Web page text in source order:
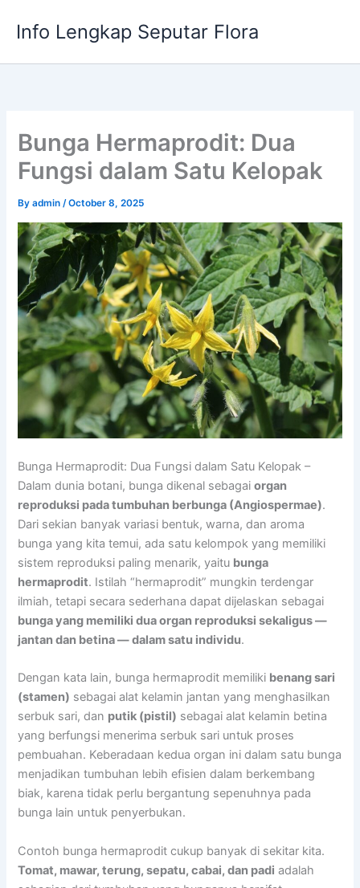
Info Lengkap Seputar Flora
Bunga Hermaprodit: Dua
Fungsi dalam Satu Kelopak
Byadmin/October 8, 2025
Bunga Hermaprodit: Dua Fungsi dalam Satu Kelopak –
Dalam dunia botani, bunga dikenal sebagaiorgan
reproduksi pada tumbuhan berbunga (Angiospermae).
Dari sekian banyak variasi bentuk, warna, dan aroma
bunga yang kita temui, ada satu kelompok yang memiliki
sistem reproduksi paling menarik, yaitu bunga
hermaprodit. Istilah “hermaprodit” mungkin terdengar
ilmiah, tetapi secara sederhana dapat dijelaskan sebagai
bunga yang memiliki dua organ reproduksi sekaligus —
jantan dan betina — dalam satu individu.
Dengan kata lain, bunga hermaprodit memiliki benang sari
(stamen) sebagai alat kelamin jantan yang menghasilkan
serbuk sari, dan putik (pistil) sebagai alat kelamin betina
yang berfungsi menerima serbuk sari untuk proses
pembuahan. Keberadaan kedua organ ini dalam satu bunga
menjadikan tumbuhan lebih efisien dalam berkembang
biak, karena tidak perlu bergantung sepenuhnya pada
bunga lain untuk penyerbukan.
Contoh bunga hermaprodit cukup banyak di sekitar kita.
Tomat, mawar, terung, sepatu, cabai, dan padi adalah